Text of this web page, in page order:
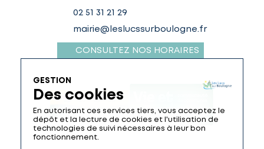
02 51 31 21 29
mairie@leslucssurboulogne.fr
CONSULTEZ NOS HORAIRES
GESTION
Des cookies
En autorisant ces services tiers, vous acceptez le
dépôt et la lecture de cookies et l'utilisation de
technologies de suivi nécessaires à leur bon
fonctionnement.